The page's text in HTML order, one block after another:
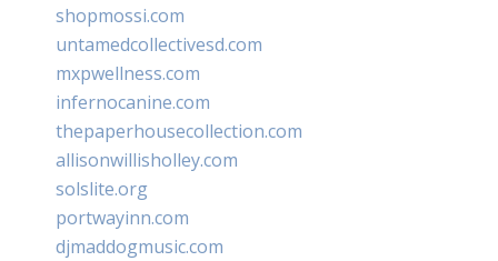
shopmossi.com
untamedcollectivesd.com
mxpwellness.com
infernocanine.com
thepaperhousecollection.com
allisonwillisholley.com
solslite.org
portwayinn.com
djmaddogmusic.com